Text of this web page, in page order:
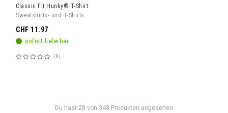
Classic Fit Hunky® T-Shirt
Sweatshirts- und T-Shirts
sofort lieferbar
Bewertung:
0
CHF 11.97
Du hast 28 von 348 Produkten angesehen